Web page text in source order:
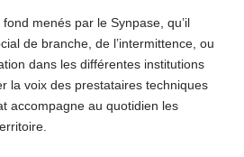
menés par le Synpase, qu’il
de branche, de l’intermittence, ou
dans les différentes institutions
la voix des prestataires techniques
accompagne au quotidien les